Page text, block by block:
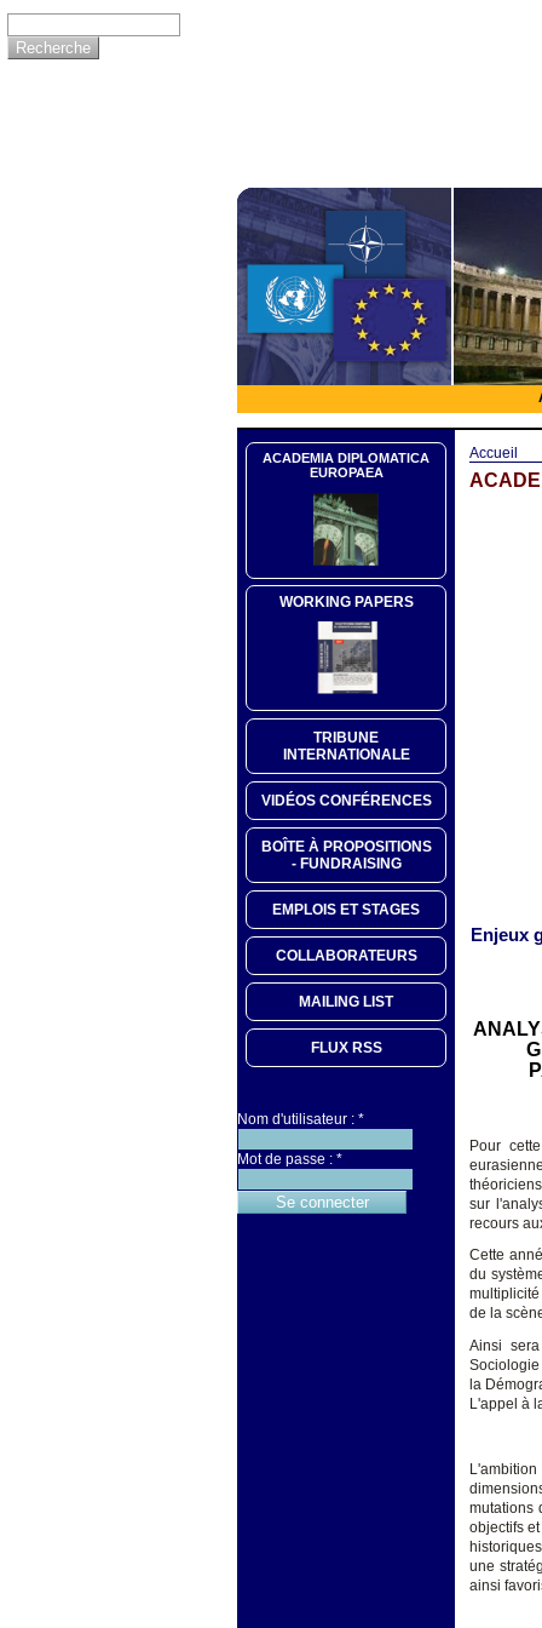
ACADEMIA DIPLOMATICA
EUROPAEA
WORKING PAPERS
TRIBUNE
INTERNATIONALE
VIDÉOS CONFÉRENCES
BOÎTE À PROPOSITIONS
- FUNDRAISING
EMPLOIS ET STAGES
COLLABORATEURS
MAILING LIST
FLUX RSS
Nom d'utilisateur : *
Mot de passe : *
Accueil
Enjeux
Pour
sur
recours
Cette
du
de la
Ainsi
Sociologie
la
L'appel à
mutations
objectifs
une
ainsi